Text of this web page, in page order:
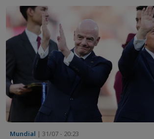
Mundial | 31/07 - 20:23